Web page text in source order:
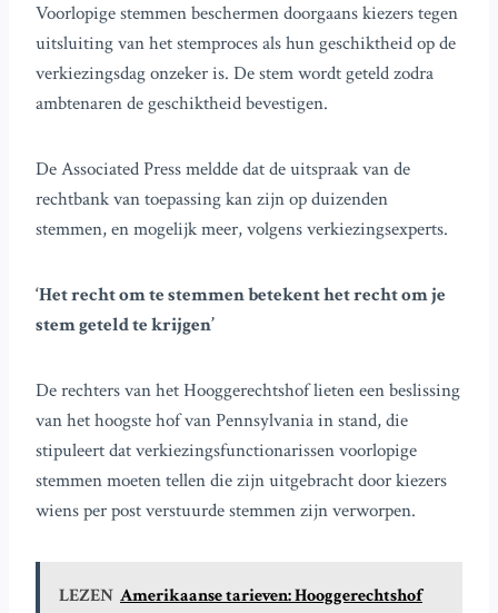
Voorlopige stemmen beschermen doorgaans kiezers tegen
uitsluiting van het stemproces als hun geschiktheid op de
verkiezingsdag onzeker is. De stem wordt geteld zodra
ambtenaren de geschiktheid bevestigen.
De Associated Press meldde dat de uitspraak van de
rechtbank van toepassing kan zijn op duizenden
stemmen, en mogelijk meer, volgens verkiezingsexperts.
‘Het recht om te stemmen betekent het recht om je
stem geteld te krijgen’
De rechters van het Hooggerechtshof lieten een beslissing
van het hoogste hof van Pennsylvania in stand, die
stipuleert dat verkiezingsfunctionarissen voorlopige
stemmen moeten tellen die zijn uitgebracht door kiezers
wiens per post verstuurde stemmen zijn verworpen.
LEZEN Amerikaanse tarieven: Hooggerechtshof